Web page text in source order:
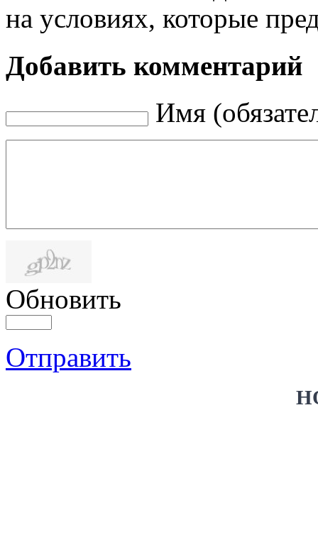
на условиях, которые
Добавить комментарий
Имя
Обновить
Отправить